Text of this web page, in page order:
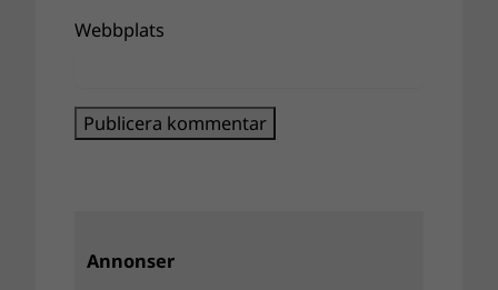
Webbplats
Annonser